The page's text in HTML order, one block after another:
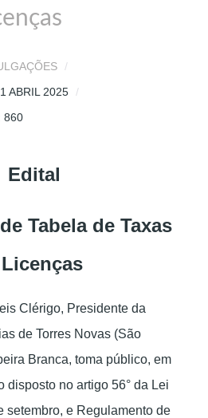
ABRIL 2025
860
Edital
Tabela de Taxas
Clérigo, Presidente da
de Torres Novas (São
Branca, toma público, em
disposto no artigo 56° da Lei
setembro, e Regulamento de